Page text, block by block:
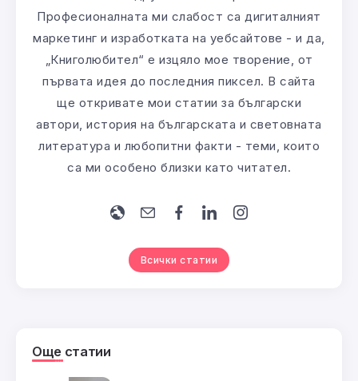
Професионалната ми слабост са дигиталният
маркетинг и изработката на уебсайтове - и да,
„Книголюбител“ е изцяло мое творение, от
първата идея до последния пиксел. В сайта
ще откривате мои статии за български
автори, история на българската и световната
литература и любопитни факти - теми, които
са ми особено близки като читател.
Всички статии
Още статии